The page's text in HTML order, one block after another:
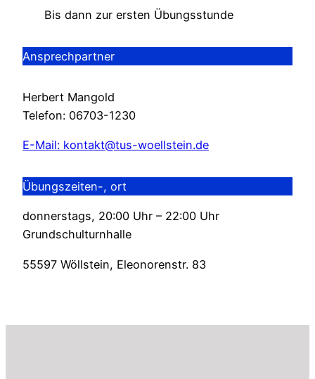
Bis dann zur ersten Übungsstunde
Ansprechpartner
Herbert Mangold
Telefon: 06703-1230
E-Mail: kontakt@tus-woellstein.de
Übungszeiten-, ort
donnerstags, 20:00 Uhr – 22:00 Uhr
Grundschulturnhalle
55597 Wöllstein, Eleonorenstr. 83